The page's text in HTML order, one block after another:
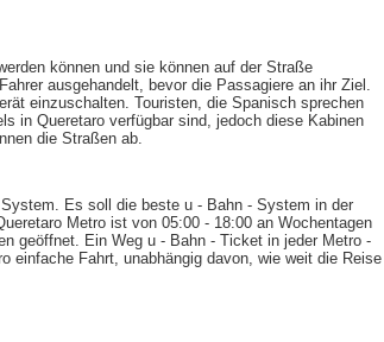
können und sie können auf der Straße
ausgehandelt, bevor die Passagiere an ihr Ziel.
einzuschalten. Touristen, die Spanisch sprechen
in Queretaro verfügbar sind, jedoch diese Kabinen
die Straßen ab.
Es soll die beste u - Bahn - System in der
Metro ist von 05:00 - 18:00 an Wochentagen
geöffnet. Ein Weg u - Bahn - Ticket in jeder Metro -
einfache Fahrt, unabhängig davon, wie weit die Reise